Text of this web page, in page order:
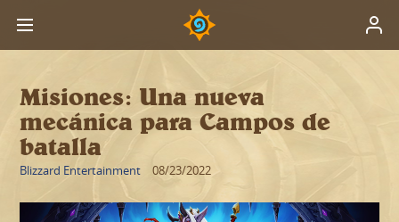
Misiones: Una nueva
mecánica para Campos de
batalla
Blizzard Entertainment 08/23/2022